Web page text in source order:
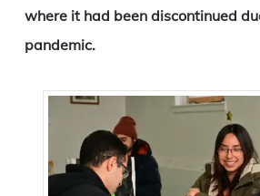
where it had been discontinued
pandemic.